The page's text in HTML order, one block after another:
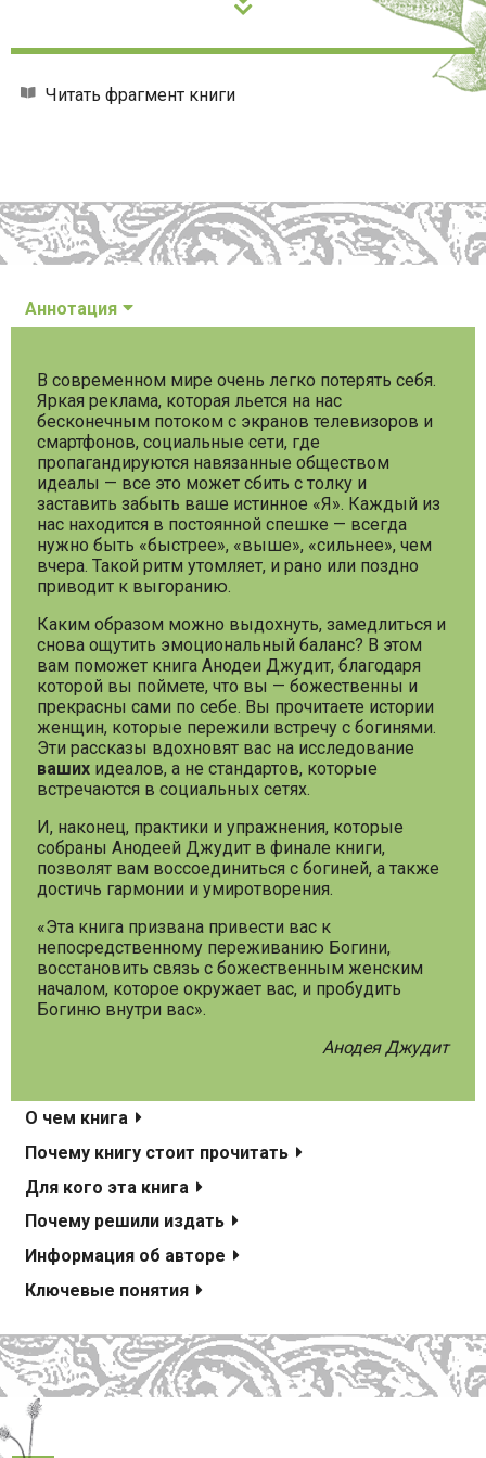
Читать фрагмент книги
Аннотация
В современном мире очень легко потерять себя.
Яркая реклама, которая льется на нас
бесконечным потоком с экранов телевизоров и
смартфонов, социальные сети, где
пропагандируются навязанные обществом
идеалы — все это может сбить с толку и
заставить забыть ваше истинное «Я». Каждый из
нас находится в постоянной спешке — всегда
нужно быть «быстрее», «выше», «сильнее», чем
вчера. Такой ритм утомляет, и рано или поздно
приводит к выгоранию.
Каким образом можно выдохнуть, замедлиться и
снова ощутить эмоциональный баланс? В этом
вам поможет книга Анодеи Джудит, благодаря
которой вы поймете, что вы — божественны и
прекрасны сами по себе. Вы прочитаете истории
женщин, которые пережили встречу с богинями.
Эти рассказы вдохновят вас на исследование
ваших идеалов, а не стандартов, которые
встречаются в социальных сетях.
И, наконец, практики и упражнения, которые
собраны Анодеей Джудит в финале книги,
позволят вам воссоединиться с богиней, а также
достичь гармонии и умиротворения.
«Эта книга призвана привести вас к
непосредственному переживанию Богини,
восстановить связь с божественным женским
началом, которое окружает вас, и пробудить
Богиню внутри вас».
Анодея Джудит
О чем книга
Почему книгу стоит прочитать
Для кого эта книга
Почему решили издать
Информация об авторе
Ключевые понятия